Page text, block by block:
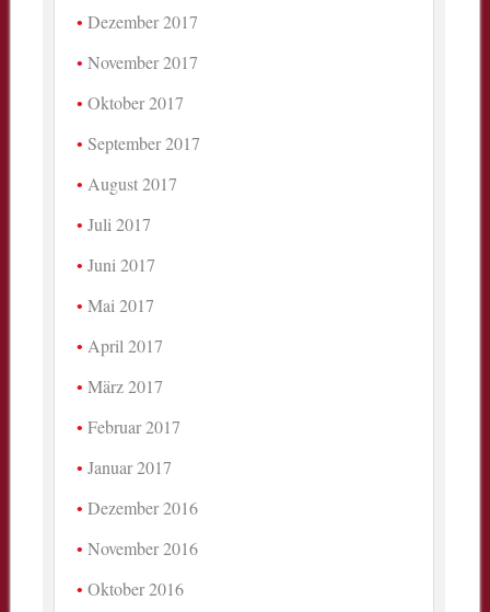
Dezember 2017
November 2017
Oktober 2017
September 2017
August 2017
Juli 2017
Juni 2017
Mai 2017
April 2017
März 2017
Februar 2017
Januar 2017
Dezember 2016
November 2016
Oktober 2016